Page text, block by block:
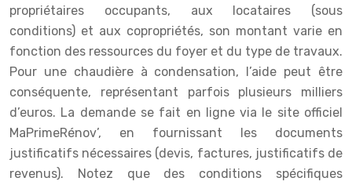
propriétaires occupants, aux locataires (sous
conditions) et aux copropriétés, son montant varie en
fonction des ressources du foyer et du type de travaux.
Pour une chaudière à condensation, l’aide peut être
conséquente, représentant parfois plusieurs milliers
d’euros. La demande se fait en ligne via le site officiel
MaPrimeRénov’, en fournissant les documents
justificatifs nécessaires (devis, factures, justificatifs de
revenus). Notez que des conditions spécifiques